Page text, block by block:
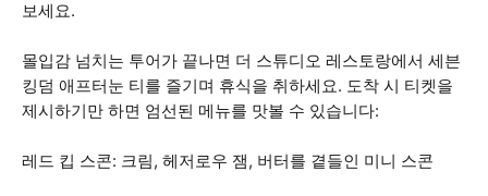
보세요.
몰입감 넘치는 투어가 끝나면 더 스튜디오 레스토랑에서 세븐
킹덤 애프터눈 티를 즐기며 휴식을 취하세요. 도착 시 티켓을
제시하기만 하면 엄선된 메뉴를 맛볼 수 있습니다:
레드 킵 스콘: 크림, 헤저로우 잼, 버터를 곁들인 미니 스콘